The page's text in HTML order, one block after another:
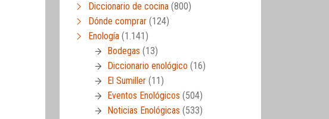
Diccionario de cocina (800)
Dónde comprar (124)
Enología (1.141)
Bodegas (13)
Diccionario enológico (16)
El Sumiller (11)
Eventos Enológicos (504)
Noticias Enológicas (533)